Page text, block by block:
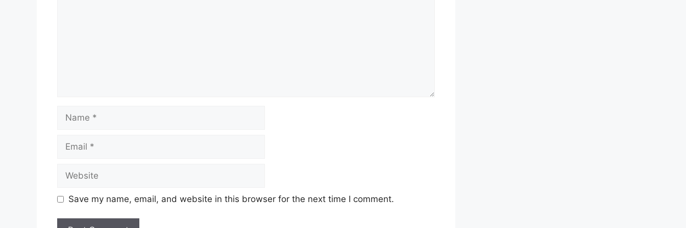
Save my name, email, and website in this browser for the next time I comment.